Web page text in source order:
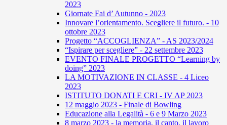
2023
Giornate Fai d’ Autunno - 2023
Innovare l’orientamento. Scegliere il futuro. - 10
ottobre 2023
Progetto “ACCOGLIENZA” - AS 2023/2024
“Ispirare per scegliere” - 22 settembre 2023
EVENTO FINALE PROGETTO “Learning by
doing” 2023
LA MOTIVAZIONE IN CLASSE - 4 Liceo
2023
ISTITUTO DONATI E CRI - IV AP 2023
12 maggio 2023 - Finale di Bowling
Educazione alla Legalità - 6 e 9 Marzo 2023
8 marzo 2023 - la memoria, il canto, il lavoro